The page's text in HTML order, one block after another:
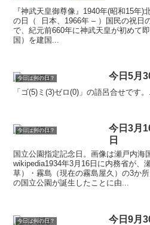
『神武天皇御尊像』1940年(昭和15年
の日（ 日本、1966年 – ）国民の祝日
で、紀元前660年に神武天皇が初めて
国）を建国...
今日は何の日？ 今日5月
「ゴ(5)ミ(3)ゼロ(0)」の語呂合せです
今日は何の日？
今日3月
日
国立公園指定記念日。画像は瀬戸内海
wikipedia1934年3月16日に内務省が、
草）・霧島（現在の霧島屋久）の3か
の国立公園が誕生したことに由...
今日は何の日？ 今日9月